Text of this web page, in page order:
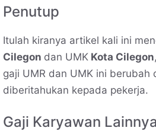
Penutup
Itulah kiranya artikel kali ini
Cilegon dan UMK Kota Cilegon
gaji UMR dan UMK ini berubah
diberitahukan kepada pekerja.
Gaji Karyawan